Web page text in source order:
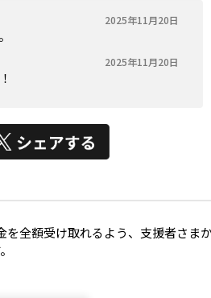
2025年11月20日
2025年11月20日
を全額受け取れるよう、支援者さま